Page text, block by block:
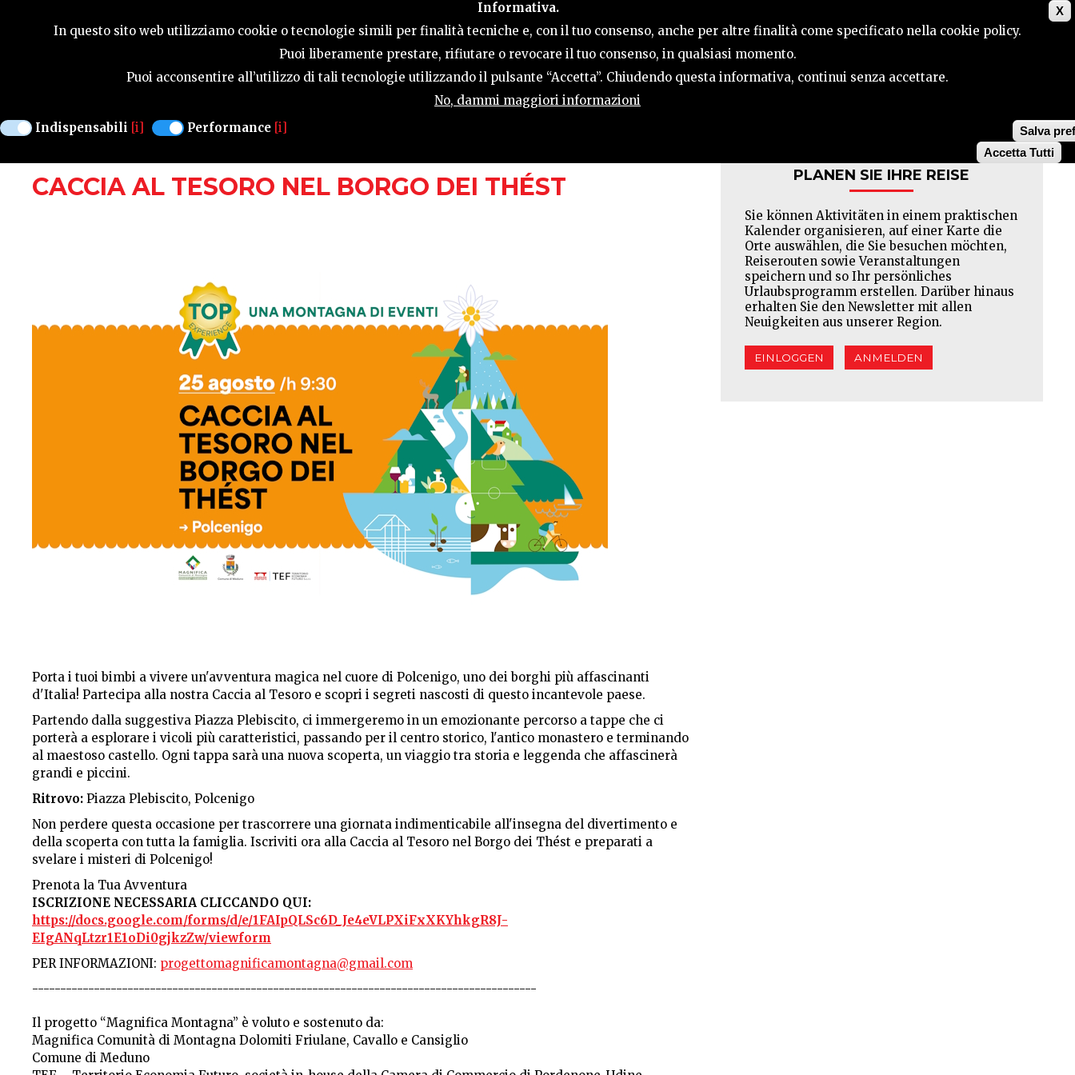
X
Informativa.
In questo sito web utilizziamo cookie o tecnologie simili per finalità tecniche e, con il tuo consenso, anche per altre finalità come specificato nella cookie policy.
Puoi liberamente prestare, rifiutare o revocare il tuo consenso, in qualsiasi momento.
Puoi acconsentire all’utilizzo di tali tecnologie utilizzando il pulsante “Accetta”. Chiudendo questa informativa, continui senza accettare.
No, dammi maggiori informazioni
Indispensabili [i] Performance [i]
Salva
Accetta Tutti
SAISONFÜHRER AKTIVITÄTEN GASTFREUNDSCHAFT TERRITORIUM KONTAKTE SUCHE
CACCIA AL TESORO NEL BORGO DEI THÉST
Porta i tuoi bimbi a vivere un'avventura magica nel cuore di Polcenigo, uno dei borghi più affascinanti
d'Italia! Partecipa alla nostra Caccia al Tesoro e scopri i segreti nascosti di questo incantevole paese.
Partendo dalla suggestiva Piazza Plebiscito, ci immergeremo in un emozionante percorso a tappe che ci
porterà a esplorare i vicoli più caratteristici, passando per il centro storico, l'antico monastero e terminando
al maestoso castello. Ogni tappa sarà una nuova scoperta, un viaggio tra storia e leggenda che affascinerà
grandi e piccini.
Ritrovo: Piazza Plebiscito, Polcenigo
Non perdere questa occasione per trascorrere una giornata indimenticabile all'insegna del divertimento e
della scoperta con tutta la famiglia. Iscriviti ora alla Caccia al Tesoro nel Borgo dei Thést e preparati a
svelare i misteri di Polcenigo!
Prenota la Tua Avventura
ISCRIZIONE NECESSARIA CLICCANDO QUI:
https://docs.google.com/forms/d/e/1FAIpQLSc6D_Je4eVLPXiFxXKYhkgR8J-
EIgANqLtzr1E1oDi0gjkzZw/viewform
PER INFORMAZIONI: progettomagnificamontagna@gmail.com
------------------------------------------------------------------------------------------
Il progetto “Magnifica Montagna” è voluto e sostenuto da:
Magnifica Comunità di Montagna Dolomiti Friulane, Cavallo e Cansiglio
Comune di Meduno
PLANEN SIE IHRE REISE
Sie können Aktivitäten in einem praktischen
Kalender organisieren, auf einer Karte die
Orte auswählen, die Sie besuchen möchten,
Reiserouten sowie Veranstaltungen
speichern und so Ihr persönliches
Urlaubsprogramm erstellen. Darüber hinaus
erhalten Sie den Newsletter mit allen
Neuigkeiten aus unserer Region.
EINLOGGEN ANMELDEN